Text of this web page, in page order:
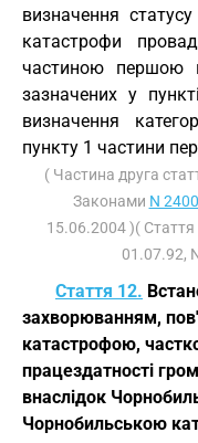
визначення
катастрофи
частиною першою
зазначених у
визначення
пункту 1 частини
( Частина друга
Законами N
15.06.2004 )( Стаття
01.07.92,
Стаття 12.
захворюванням,
катастрофою,
працездатності
внаслідок
Чорнобильською